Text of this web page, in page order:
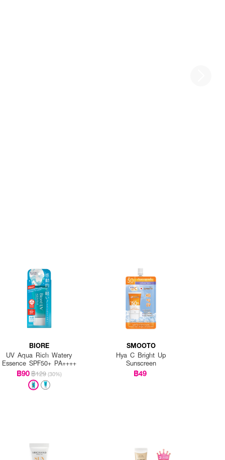
BIORE
UV Aqua Rich Watery
Essence SPF50+ PA++++
฿90฿129 (30%)
SMOOTO
Hya C Bright Up
Sunscreen
฿49